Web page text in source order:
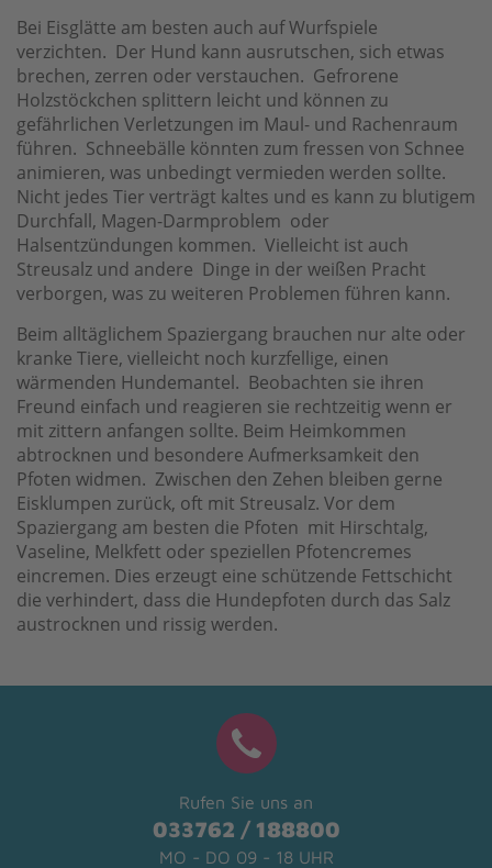
Bei Eisglätte am besten auch auf Wurfspiele
verzichten. Der Hund kann ausrutschen, sich etwas
brechen, zerren oder verstauchen. Gefrorene
Holzstöckchen splittern leicht und können zu
gefährlichen Verletzungen im Maul- und Rachenraum
führen. Schneebälle könnten zum fressen von Schnee
animieren, was unbedingt vermieden werden sollte.
Nicht jedes Tier verträgt kaltes und es kann zu blutigem
Durchfall, Magen-Darmproblem oder
Halsentzündungen kommen. Vielleicht ist auch
Streusalz und andere Dinge in der weißen Pracht
verborgen, was zu weiteren Problemen führen kann.
Beim alltäglichem Spaziergang brauchen nur alte oder
kranke Tiere, vielleicht noch kurzfellige, einen
wärmenden Hundemantel. Beobachten sie ihren
Freund einfach und reagieren sie rechtzeitig wenn er
mit zittern anfangen sollte. Beim Heimkommen
abtrocknen und besondere Aufmerksamkeit den
Pfoten widmen. Zwischen den Zehen bleiben gerne
Eisklumpen zurück, oft mit Streusalz. Vor dem
Spaziergang am besten die Pfoten mit Hirschtalg,
Vaseline, Melkfett oder speziellen Pfotencremes
eincremen. Dies erzeugt eine schützende Fettschicht
die verhindert, dass die Hundepfoten durch das Salz
austrocknen und rissig werden.
Rufen Sie uns an
033762 / 188800
MO - DO 09 - 18 UHR